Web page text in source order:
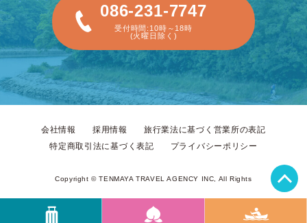
086-231-7747
受付時間:10時～18時
(火曜日除く)
トップへ戻る
会社情報 採用情報
旅行業法に基づく営業所の表記
特定商取引法に基づく表記
プライバシーポリシー
Copyright © TENMAYA TRAVEL AGENCY INC, All Rights